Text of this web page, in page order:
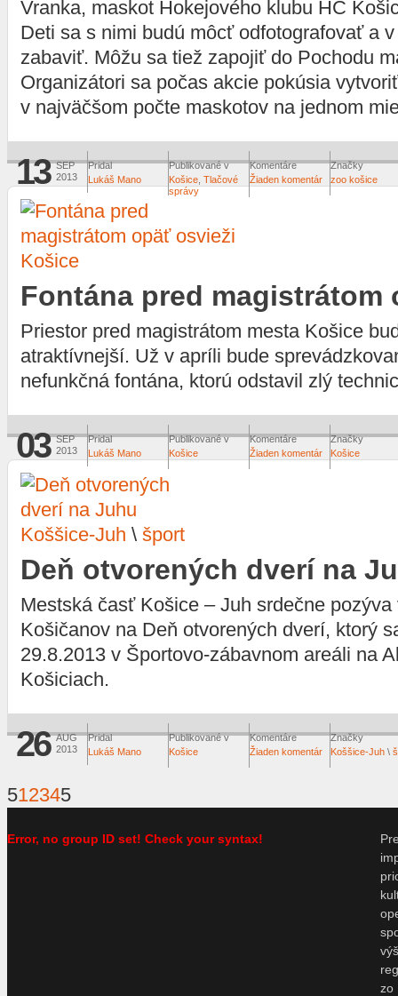
Vranka, maskot Hokejového klubu HC
Deti sa s nimi budú môcť odfotografovať a
zabaviť. Môžu sa tiež zapojiť do Pochodu
Organizátori sa počas akcie pokúsia
v najväčšom počte maskotov na jednom
13 SEP
2013
Pridal
Lukáš Mano
Publikované v
Košice Tlačové
správy
Komentáre
Žiaden komentár
Značky
zoo košice
Košice
Fontána pred magistrátom
Priestor pred magistrátom mesta Košice
atraktívnejší. Už v apríli bude
nefunkčná fontána, ktorú odstavil zlý
03 SEP
2013
Pridal
Lukáš Mano
Publikované v
Košice
Komentáre
Žiaden komentár
Značky
Košice
Koššice-Juh \ šport
Deň otvorených dverí na
Mestská časť Košice – Juh srdečne pozýva
Košičanov na Deň otvorených dverí, ktorý
29.8.2013 v Športovo-zábavnom areáli na
Košiciach.
26 AUG
2013
Pridal
Lukáš Mano
Publikované v
Košice
Komentáre
Žiaden komentár
Značky
Koššice-Juh \
512345
Error, no group ID set! Check your syntax!